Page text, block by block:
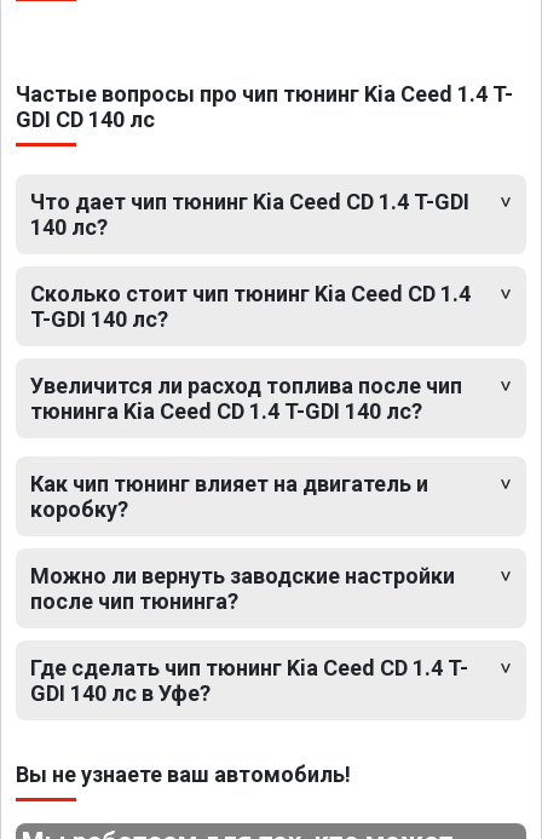
Частые вопросы про чип тюнинг Kia Ceed 1.4 T-
GDI CD 140 лс
Что дает чип тюнинг Kia Ceed CD 1.4 T-GDI
140 лс?
Сколько стоит чип тюнинг Kia Ceed CD 1.4
T-GDI 140 лс?
Увеличится ли расход топлива после чип
тюнинга Kia Ceed CD 1.4 T-GDI 140 лс?
Как чип тюнинг влияет на двигатель и
коробку?
Можно ли вернуть заводские настройки
после чип тюнинга?
Где сделать чип тюнинг Kia Ceed CD 1.4 T-
GDI 140 лс в Уфе?
Вы не узнаете ваш автомобиль!